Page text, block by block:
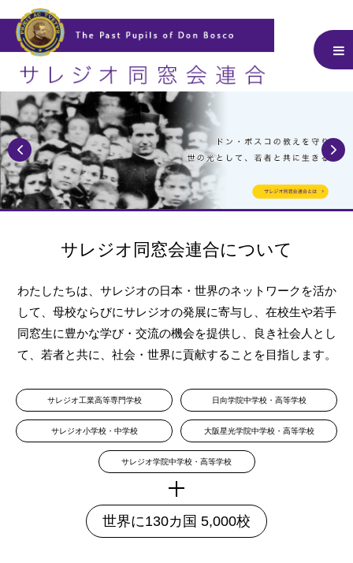
サレジオ同窓会連合について
わたしたちは、サレジオの日本・世界のネットワークを活か
して、 母校ならびにサレジオの発展に寄与し、在校生や若手
同窓生に豊かな学び・交流の機会を提供し、
良き社会人とし
て、若者と共に、社会・世界に貢献することを目指します。
サレジオ工業高等専門学校 日向学院中学校・高等学校
サレジオ小学校・中学校 大阪星光学院中学校・高等学校
サレジオ学院中学校・高等学校
世界に130カ国 5,000校